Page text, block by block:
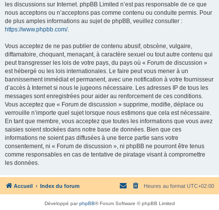
les discussions sur Internet. phpBB Limited n’est pas responsable de ce que
nous acceptons ou n’acceptons pas comme contenu ou conduite permis. Pour
de plus amples informations au sujet de phpBB, veuillez consulter :
https://www.phpbb.com/.
Vous acceptez de ne pas publier de contenu abusif, obscène, vulgaire,
diffamatoire, choquant, menaçant, à caractère sexuel ou tout autre contenu qui
peut transgresser les lois de votre pays, du pays où « Forum de discussion »
est hébergé ou les lois internationales. Le faire peut vous mener à un
bannissement immédiat et permanent, avec une notification à votre fournisseur
d’accès à Internet si nous le jugeons nécessaire. Les adresses IP de tous les
messages sont enregistrées pour aider au renforcement de ces conditions.
Vous acceptez que « Forum de discussion » supprime, modifie, déplace ou
verrouille n’importe quel sujet lorsque nous estimons que cela est nécessaire.
En tant que membre, vous acceptez que toutes les informations que vous avez
saisies soient stockées dans notre base de données. Bien que ces
informations ne soient pas diffusées à une tierce partie sans votre
consentement, ni « Forum de discussion », ni phpBB ne pourront être tenus
comme responsables en cas de tentative de piratage visant à compromettre
les données.
Accueil Index du forum Heures au format UTC+02:00
Développé parphpBB® Forum Software © phpBB Limited